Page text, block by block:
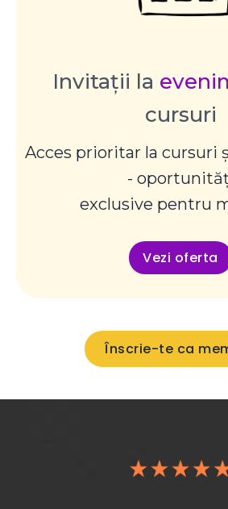
Invitații la
cursuri
Acces prioritar la cursuri
-
exclusive pentru
Vezi oferta
Înscrie-te ca